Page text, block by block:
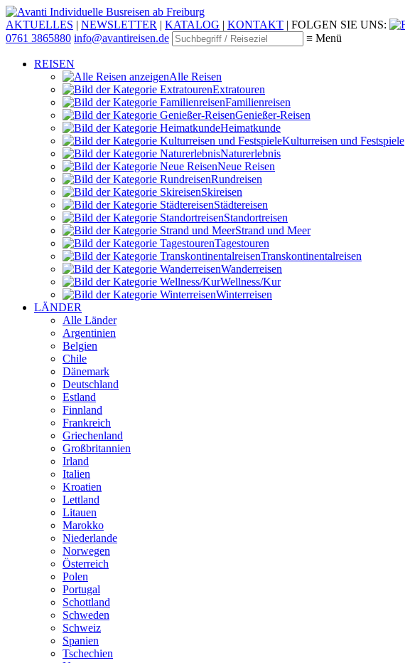
Individuelle Busreisen ab Freiburg
AKTUELLES | NEWSLETTER | KATALOG | KONTAKT | FOLGEN SIE UNS:
0761 3865880 info@avantireisen.de ≡ Menü
REISEN
Alle Reisen
Extratouren
Familien­reisen
Genießer-Reisen
Heimatkunde
Kultur­reisen und Festspiele
Naturerlebnis
Neue Reisen
Rund­reisen
Ski­reisen
Städte­reisen
Standort­reisen
Strand und Meer
Tagestouren
Transkontinental­reisen
Wander­reisen
Wellness/Kur
Winter­reisen
LÄNDER
Alle Länder
Argentinien
Belgien
Chile
Dänemark
Deutschland
Estland
Finnland
Frankreich
Griechenland
Großbritannien
Irland
Italien
Kroatien
Lettland
Litauen
Marokko
Niederlande
Norwegen
Österreich
Polen
Portugal
Schottland
Schweden
Schweiz
Spanien
Tschechien